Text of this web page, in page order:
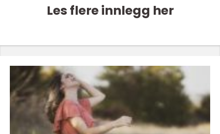
Les flere innlegg her